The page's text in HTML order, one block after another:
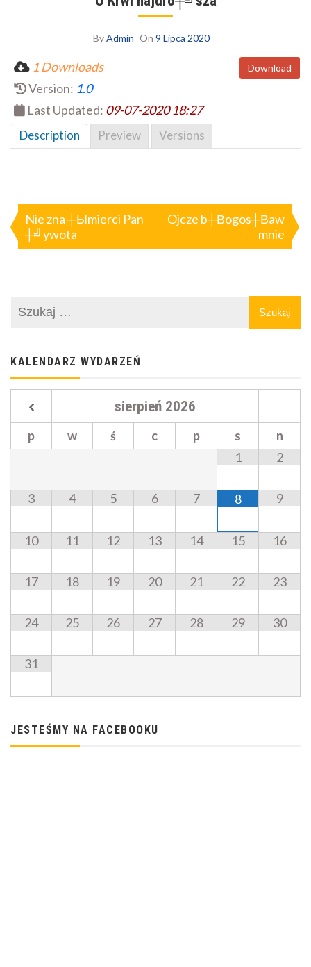
ByAdmin On 9 Lipca 2020
Download
1 Downloads
Version: 1.0
Last Updated: 09-07-2020 18:27
Description Preview Versions
wpisu
Nie zna ┼Ыmierci Pan
┼╝ywota
Ojcze b┼Вogos┼Вaw
mnie
KALENDARZ WYDARZEŃ
sierpień 2026
p w ś c p s
n
1
2
3 4 5 6 7 8 9
10 11 12 13 14 15 16
17 18 19 20 21 22 23
24 25 26 27 28 29 30
31
JESTEŚMY NA FACEBOOKU